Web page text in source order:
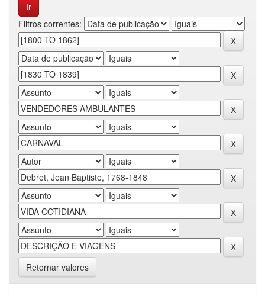
Filtros correntes:
Retornar valores